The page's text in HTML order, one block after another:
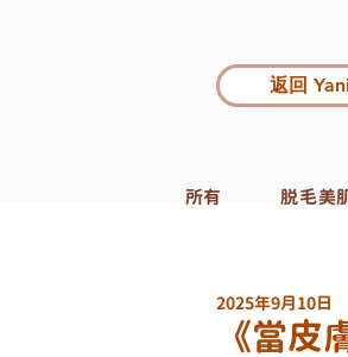
返回
所有 脱毛美
《當
2025年9月10日